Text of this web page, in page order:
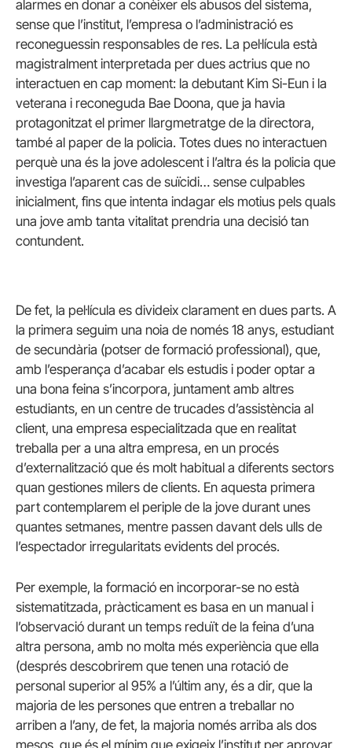
alarmes en donar a conèixer els abusos del sistema,
sense que l’institut, l’empresa o l’administració es
reconeguessin responsables de res. La pel·lícula està
magistralment interpretada per dues actrius que no
interactuen en cap moment: la debutant Kim Si-Eun i la
veterana i reconeguda Bae Doona, que ja havia
protagonitzat el primer llargmetratge de la directora,
també al paper de la policia. Totes dues no interactuen
perquè una és la jove adolescent i l’altra és la policia que
investiga l’aparent cas de suïcidi… sense culpables
inicialment, fins que intenta indagar els motius pels quals
una jove amb tanta vitalitat prendria una decisió tan
contundent.
De fet, la pel·lícula es divideix clarament en dues parts. A
la primera seguim una noia de només 18 anys, estudiant
de secundària (potser de formació professional), que,
amb l’esperança d’acabar els estudis i poder optar a
una bona feina s’incorpora, juntament amb altres
estudiants, en un centre de trucades d’assistència al
client, una empresa especialitzada que en realitat
treballa per a una altra empresa, en un procés
d’externalització que és molt habitual a diferents sectors
quan gestiones milers de clients. En aquesta primera
part contemplarem el periple de la jove durant unes
quantes setmanes, mentre passen davant dels ulls de
l’espectador irregularitats evidents del procés.
Per exemple, la formació en incorporar-se no està
sistematitzada, pràcticament es basa en un manual i
l’observació durant un temps reduït de la feina d’una
altra persona, amb no molta més experiència que ella
(després descobrirem que tenen una rotació de
personal superior al 95% a l’últim any, és a dir, que la
majoria de les persones que entren a treballar no
arriben a l’any, de fet, la majoria només arriba als dos
mesos, que és el mínim que exigeix l’institut per aprovar